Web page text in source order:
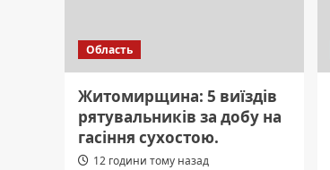
Область
Житомирщина: 5 виїздів
рятувальників за добу на
гасіння сухостою.
12 години тому назад